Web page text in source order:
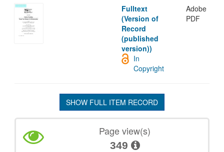
Fulltext
(Version of
Record
(published
version))
Adobe
PDF
In
Copyright
SHOW FULL ITEM RECORD
Page view(s)
349